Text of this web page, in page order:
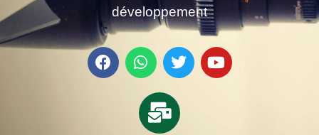
développement